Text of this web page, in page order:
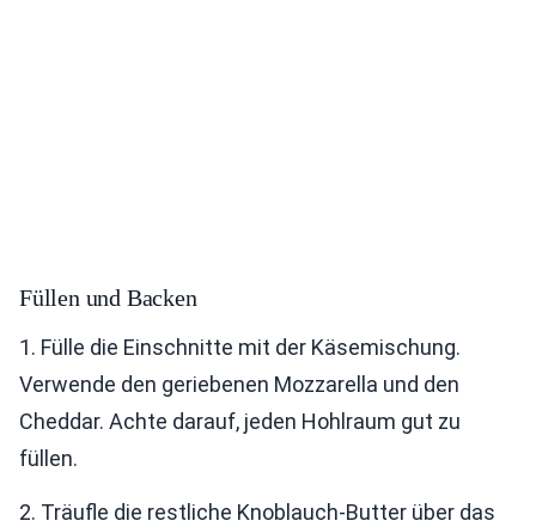
Füllen und Backen
1. Fülle die Einschnitte mit der Käsemischung.
Verwende den geriebenen Mozzarella und den
Cheddar. Achte darauf, jeden Hohlraum gut zu
füllen.
2. Träufle die restliche Knoblauch-Butter über das